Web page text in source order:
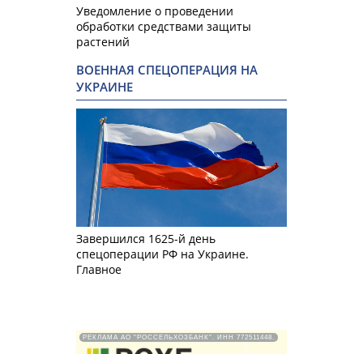
Уведомление о проведении
обработки средствами защиты
растений
ВОЕННАЯ СПЕЦОПЕРАЦИЯ НА
УКРАИНЕ
Завершился 1625-й день
спецоперации РФ на Украине.
Главное
РЕКЛАМА АО "РОССЕЛЬХОЗБАНК". ИНН 772511448.